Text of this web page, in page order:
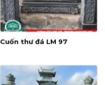
Cuốn thư đá LM 97